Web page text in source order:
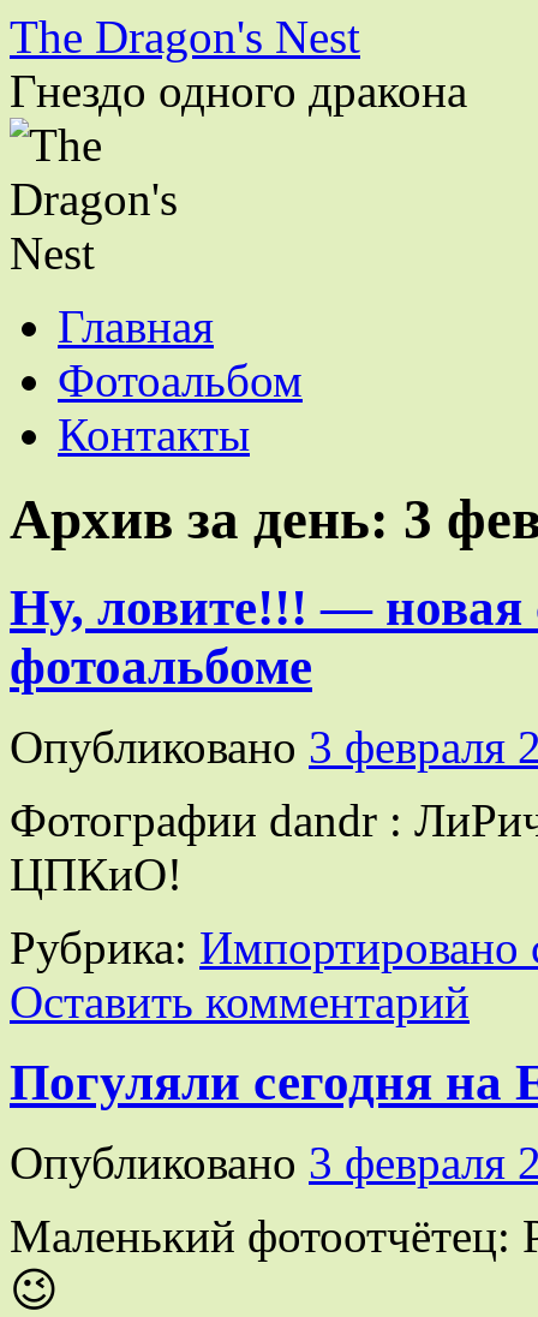
The Dragon's Nest
Гнездо одного дракона
Перейти
содержимому
Главная
Фотоальбом
Контакты
Архив за день: 3
Ну, ловите!!! — новая
фотоальбоме
Опубликовано 3 февраля
Фотографии dandr :
ЦПКиО!
Рубрика: Импортировано
Оставить комментарий
Погуляли сегодня на
Опубликовано 3 февраля
Маленький фотоотчётец:
😉